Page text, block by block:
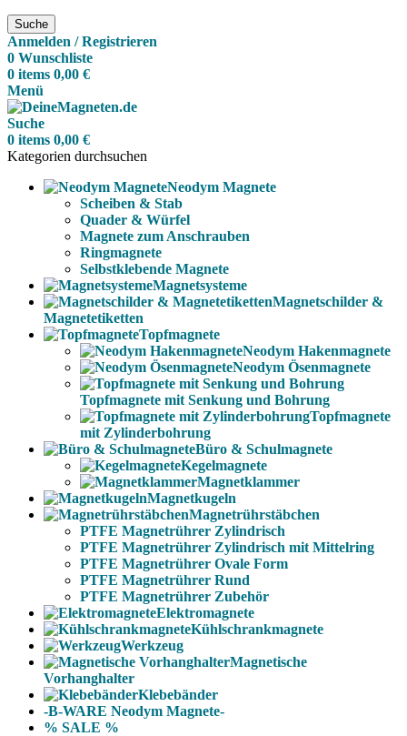
Suche
Anmelden / Registrieren
0 Wunschliste
0 items 0,00 €
Menü
Suche
0 items 0,00 €
Kategorien durchsuchen
Neodym Magnete
Scheiben & Stab
Quader & Würfel
Magnete zum Anschrauben
Ringmagnete
Selbstklebende Magnete
Magnetsysteme
Magnetschilder &
Magnetetiketten
Topfmagnete
Neodym Hakenmagnete
Neodym Ösenmagnete
Topfmagnete mit Senkung und Bohrung
Topfmagnete
mit Zylinderbohrung
Büro & Schulmagnete
Kegelmagnete
Magnetklammer
Magnetkugeln
Magnetrührstäbchen
PTFE Magnetrührer Zylindrisch
PTFE Magnetrührer Zylindrisch mit Mittelring
PTFE Magnetrührer Ovale Form
PTFE Magnetrührer Rund
PTFE Magnetrührer Zubehör
Elektromagnete
Kühlschrankmagnete
Werkzeug
Magnetische
Vorhanghalter
Klebebänder
-B-WARE Neodym Magnete-
% SALE %